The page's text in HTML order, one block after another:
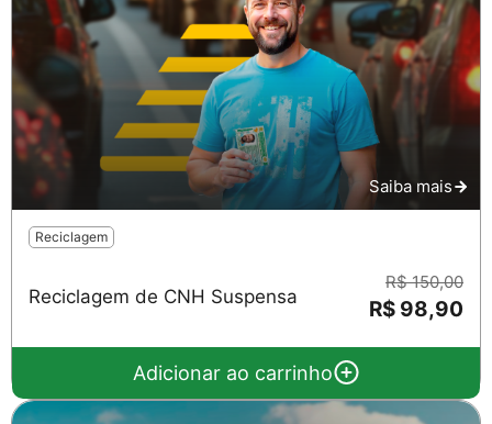
Saiba mais
Reciclagem
Reciclagem de CNH Suspensa
R$ 150,00
R$ 98,90
Adicionar ao carrinho